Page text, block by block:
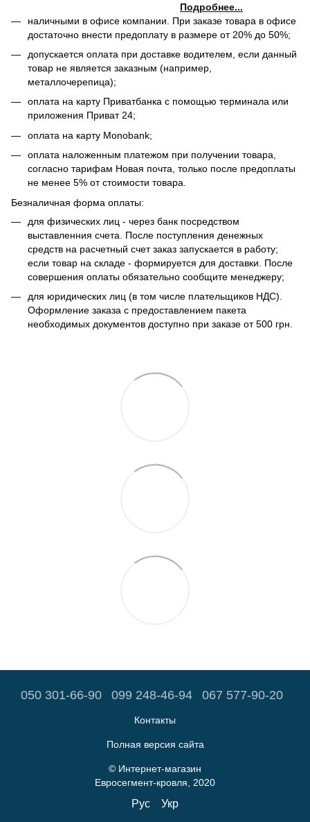
Подробнее...
наличными в офисе компании. При заказе товара в офисе
достаточно внести предоплату в размере от 20% до 50%;
допускается оплата при доставке водителем, если данный
товар не является заказным (например,
металлочерепица);
оплата на карту Приватбанка с помощью терминала или
приложения Приват 24;
оплата на карту Monobank;
оплата наложенным платежом при получении товара,
согласно тарифам Новая почта, только после предоплаты
не менее 5% от стоимости товара.
Безналичная форма оплаты:
для физических лиц - через банк посредством
выставленния счета. После поступления денежных
средств на расчетный счет заказ запускается в работу;
если товар на складе - формируется для доставки. После
совершения оплаты обязательно сообщите менеджеру;
для юридических лиц (в том числе плательщиков НДС).
Оформление заказа с предоставлением пакета
необходимых документов доступно при заказе от 500 грн.
050 301-66-90 099 248-46-94 067 577-90-20
Контакты
Полная версия сайта
© Интернет-магазин
Евросегмент-кровля, 2020
Рус Укр